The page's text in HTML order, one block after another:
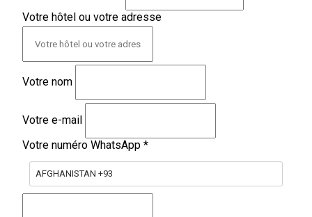
Votre hôtel ou votre adresse
Votre nom
Votre e-mail
Votre numéro WhatsApp *
AFGHANISTAN +93